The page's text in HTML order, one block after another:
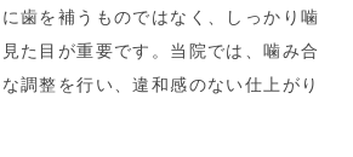
歯を補うものではなく、しっかり噛
た目が重要です。当院では、噛み合
調整を行い、違和感のない仕上がり